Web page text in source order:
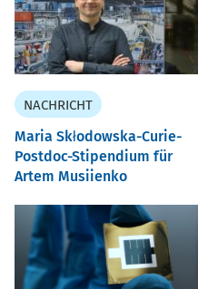
NACHRICHT
Maria Skłodowska-Curie-
Postdoc-Stipendium für
Artem Musiienko